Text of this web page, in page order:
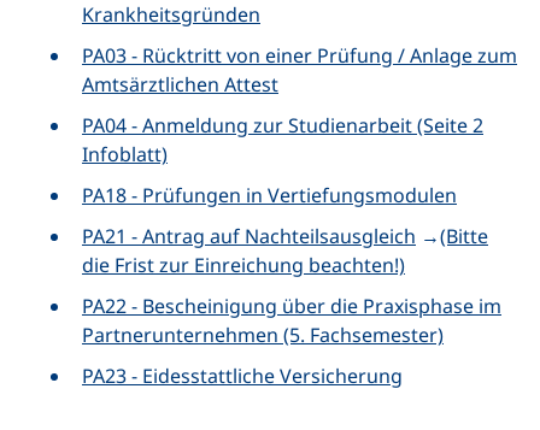
Krankheitsgründen
PA03 - Rücktritt von einer Prüfung / Anlage zum
Amtsärztlichen Attest
PA04 - Anmeldung zur Studienarbeit (Seite 2
Infoblatt)
PA18 - Prüfungen in Vertiefungsmodulen
PA21 - Antrag auf Nachteilsausgleich →(Bitte
die Frist zur Einreichung beachten!)
PA22 - Bescheinigung über die Praxisphase im
Partnerunternehmen (5. Fachsemester)
PA23 - Eidesstattliche Versicherung